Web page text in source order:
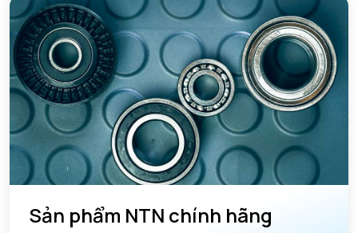
Sản phẩm NTN chính hãng